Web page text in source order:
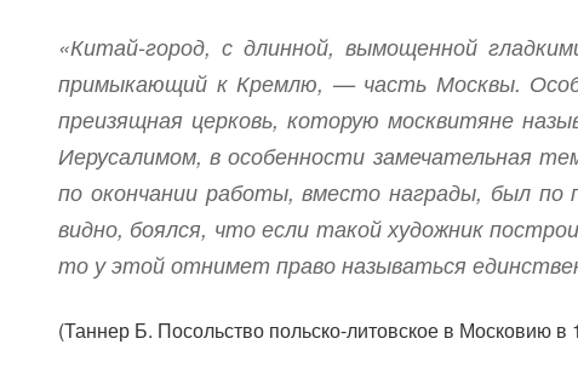
«Китай-город, с длинной, вымощенной
примыкающий к Кремлю, — часть Москвы.
преизящная церковь, которую москвитяне
Иерусалимом, в особенности замечательная
по окончании работы, вместо награды, был по
видно, боялся, что если такой художник
то у этой отнимет право называться
(Таннер Б. Посольство польско-литовское в Московию в